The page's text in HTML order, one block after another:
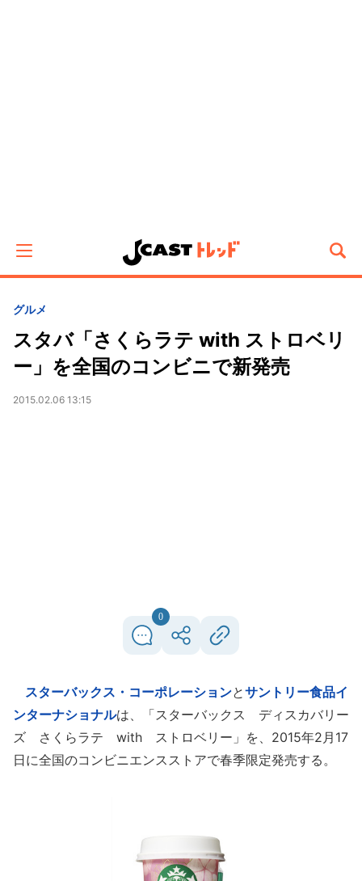
グルメ
スタバ「さくらラテ with ストロベリ
ー」を全国のコンビニで新発売
2015.02.06 13:15
0
スターバックス・コーポレーションとサントリー食品イ
ンターナショナルは、「スターバックス ディスカバリー
ズ さくらラテ with ストロベリー」を、2015年2月17
日に全国のコンビニエンスストアで春季限定発売する。